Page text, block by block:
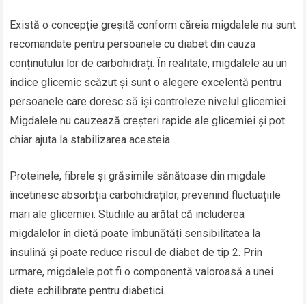
Există o concepție greșită conform căreia migdalele nu sunt
recomandate pentru persoanele cu diabet din cauza
conținutului lor de carbohidrați. În realitate, migdalele au un
indice glicemic scăzut și sunt o alegere excelentă pentru
persoanele care doresc să își controleze nivelul glicemiei.
Migdalele nu cauzează creșteri rapide ale glicemiei și pot
chiar ajuta la stabilizarea acesteia.
Proteinele, fibrele și grăsimile sănătoase din migdale
încetinesc absorbția carbohidraților, prevenind fluctuațiile
mari ale glicemiei. Studiile au arătat că includerea
migdalelor în dietă poate îmbunătăți sensibilitatea la
insulină și poate reduce riscul de diabet de tip 2. Prin
urmare, migdalele pot fi o componentă valoroasă a unei
diete echilibrate pentru diabetici.